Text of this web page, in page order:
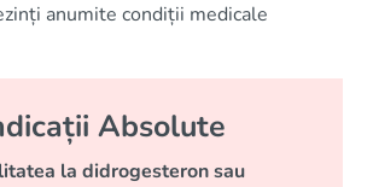
anumite condiții medicale
Absolute
la didrogesteron sau